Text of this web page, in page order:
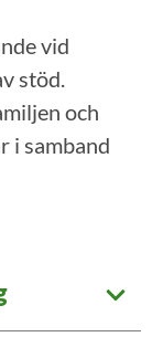
vid
stöd.
och
i samband